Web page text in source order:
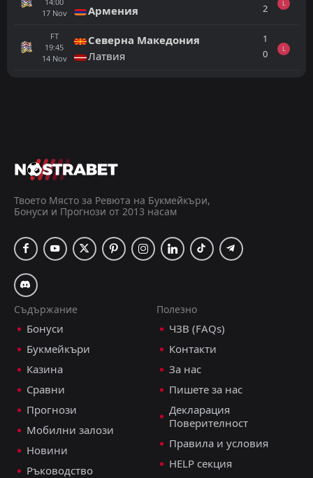
17 Nov
Армения
2
L
FT
19:45
14 Nov
Северна Македония
Латвия
1
0
L
24Sep
Малта
18:00
07Jun
Андора
16:00
16:00
FT
27Mar
Андора
FT
17Nov
Андора
Твоето Място за Ревюта на Букмейкъри,
Бонуси и Прогнози от 2013 насам
Съдържание
Бонуси
Букмейкъри
Казина
Сравни
Прогнози
Мобилни залози
Новини
Ръководство
Полезно
ЧЗВ (FAQs)
Контакти
За нас
Пишете за нас
Декларация
Поверителност
Правила и условия
HELP секция